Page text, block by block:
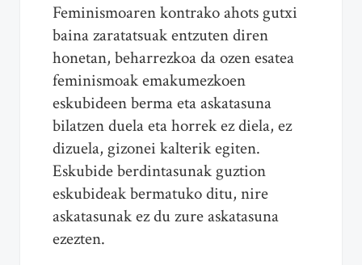
Feminismoaren kontrako ahots gutxi
baina zaratatsuak entzuten diren
honetan, beharrezkoa da ozen esatea
feminismoak emakumezkoen
eskubideen berma eta askatasuna
bilatzen duela eta horrek ez diela, ez
dizuela, gizonei kalterik egiten.
Eskubide berdintasunak guztion
eskubideak bermatuko ditu, nire
askatasunak ez du zure askatasuna
ezezten.